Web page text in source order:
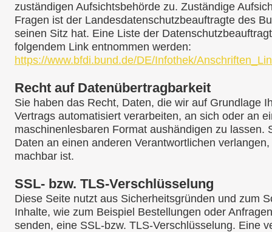
zuständigen Aufsichtsbehörde zu. Zuständige
Fragen ist der Landesdatenschutzbeauftragte des
seinen Sitz hat. Eine Liste der
folgendem Link entnommen werden:
https://www.bfdi.bund.de/DE/Infothek/
Recht auf Datenübertragbarkeit
Sie haben das Recht, Daten, die wir auf Grundlage
Vertrags automatisiert verarbeiten, an sich oder an
maschinenlesbaren Format aushändigen zu lassen.
Daten an einen anderen Verantwortlichen
machbar ist.
SSL- bzw. TLS-Verschlüsselung
Diese Seite nutzt aus Sicherheitsgründen und zum
Inhalte, wie zum Beispiel Bestellungen oder
senden, eine SSL-bzw. TLS-Verschlüsselung. Eine